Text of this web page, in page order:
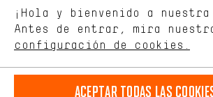
Idioma"
español
ES english Deutsch
RESCINDIR EL CONTRATO Comunidad de Aquisgrán
¡Hola y bienvenido a
Antes de entrar, mira
configuración de cookies.
tienda. Con las cookies de rendimiento,
de nuestro sitio web y nuestra oferta de
comportamiento de compra.
Más confort
Aceptar todas las